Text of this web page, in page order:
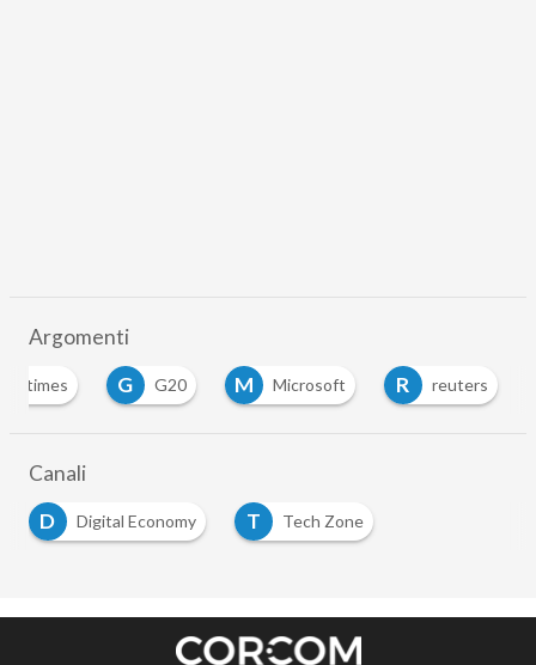
Argomenti
F
financial times G G20 M Microsoft
Canali
D
Digital Economy T Tech Zone